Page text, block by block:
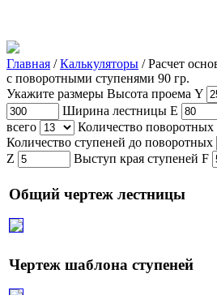
Главная /Калькуляторы /Расчет
с поворотными ступенями 90 гр.
Укажите размеры Высота проема Y
Ширина лестницы E
всего
Количество поворотных
Количество ступеней до поворотных
Z
Выступ края ступеней F
Общий чертеж лестницы
Чертеж шаблона ступеней